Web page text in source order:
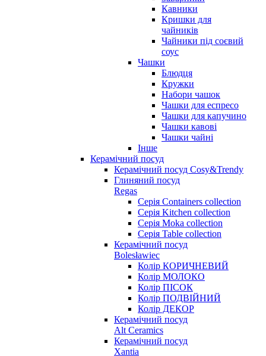
Кавники
Кришки для
чайників
Чайники під соєвий
соус
Чашки
Блюдця
Кружки
Набори чашок
Чашки для еспресо
Чашки для капучино
Чашки кавові
Чашки чайні
Інше
Керамічний посуд
Керамічний посуд Cosy&Trendy
Глиняний посуд
Regas
Серія Containers collection
Серія Kitchen collection
Серія Moka collection
Серія Table collection
Керамічний посуд
Bolesławiec
Колір КОРИЧНЕВИЙ
Колір МОЛОКО
Колір ПІСОК
Колір ПОДВІЙНИЙ
Колір ДЕКОР
Керамічний посуд
Alt Ceramics
Керамічний посуд
Xantia